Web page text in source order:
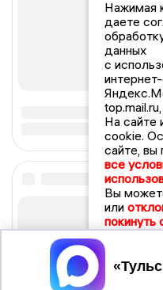
Нажимая
даете
данных
с
На сайте
cookie.
сайте, вы
все
Вы
или
покинуть